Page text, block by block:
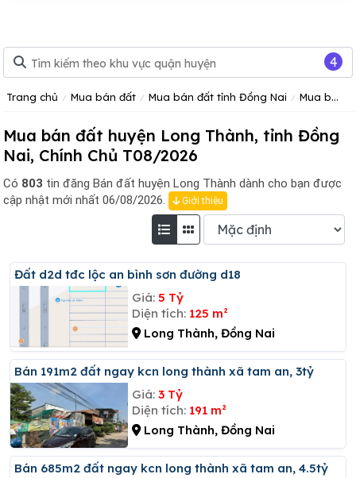
Trang chủ Mua bán đất Mua bán đất tỉnh Đồng Nai Mua bán đất huyện Long Thành
Mua bán đất huyện Long Thành, tỉnh Đồng
Nai, Chính Chủ T08/2026
Có 803 tin đăng Bán đất huyện Long Thành dành cho bạn được
cập nhật mới nhất 06/08/2026.
Giới thiệu
đất d2d tđc lộc an bình sơn đường d18
Giá: 5 Tỷ
Diện tích: 125 m²
Long Thành, Đồng Nai
Bán 191m2 đất ngay kcn long thành xã tam an, 3tỷ
Giá: 3 Tỷ
Diện tích: 191 m²
Long Thành, Đồng Nai
Bán 685m2 đất ngay kcn long thành xã tam an, 4.5tỷ
4